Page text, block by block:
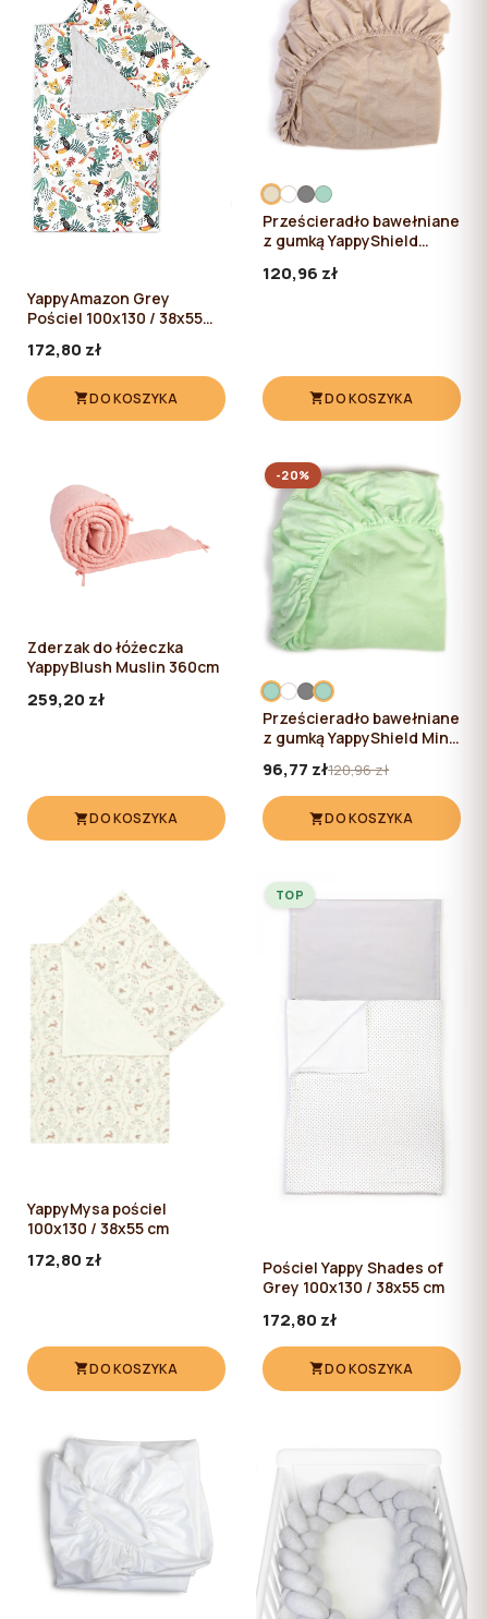
YappyAmazon Grey
Pościel 100x130 / 38x55
172,80 zł
DO KOSZYKA
Prześcieradło bawełniane
z gumką YappyShield
120,96 zł
DO KOSZYKA
Zderzak do łóżeczka
YappyBlush Muslin 360cm
259,20 zł
DO KOSZYKA
Prześcieradło bawełniane
z gumką YappyShield Mint
96,77 zł120,96 zł
DO KOSZYKA
-20%
YappyMysa pościel
100x130 / 38x55 cm
172,80 zł
DO KOSZYKA
Pościel Yappy Shades of
Grey 100x130 / 38x55 cm
172,80 zł
DO KOSZYKA
TOP